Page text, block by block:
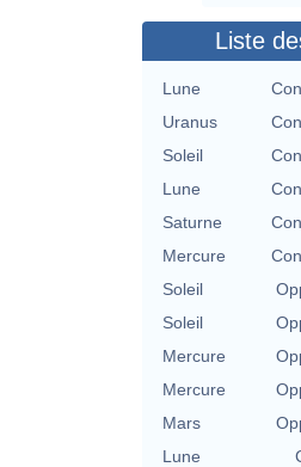
Liste
Lune
Uranus
Soleil
Lune
Saturne
Mercure
Soleil
Soleil
Mercure
Mercure
Mars
Lune